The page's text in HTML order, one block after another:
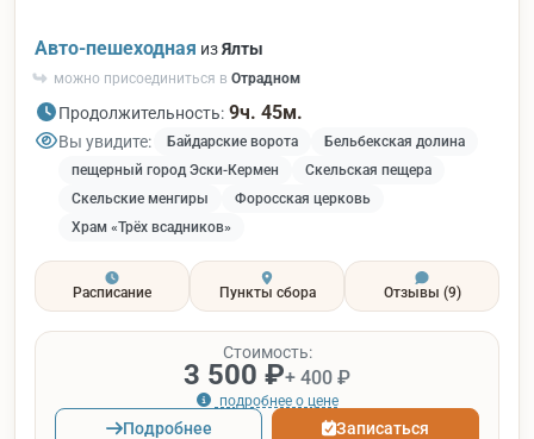
Авто-пешеходная изЯлты
можно присоединиться в Отрадном
Продолжительность: 9ч. 45м.
Вы увидите: Байдарские ворота
Бельбекская долина
пещерный город Эски-Кермен
Скельская пещера
Скельские менгиры
Форосская церковь
Храм «Трёх всадников»
Расписание Пункты сбора Отзывы (9)
Стоимость:
3 500 ₽+ 400 ₽
подробнее о цене
Подробнее Записаться